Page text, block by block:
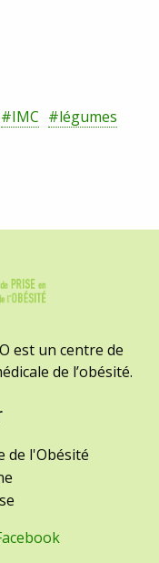
#IMC #légumes
est un centre de
de l’obésité.
de l'Obésité